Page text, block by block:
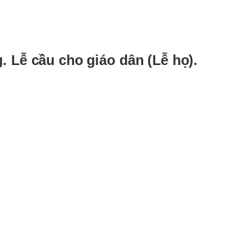
Lễ cầu cho giáo dân (Lễ họ).